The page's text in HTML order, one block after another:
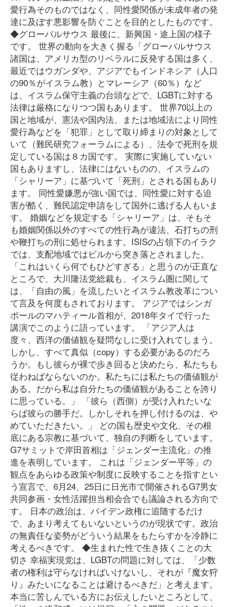
愛行為そのものではなく、同性愛関係が未成年者の発
達に及ぼす悪影響を防ぐことを目的としたものです。
◆グローバルサウス 最後に、新興国・途上国の様子
です。 世界の動向を大きく握る「グローバルサウス
諸国は、アメリカ型のリベラルに反発する国は多く、
最近ではウガンダや、アジアでもインドネシア（人口
の90％がイスラム教）とマレーシア（60％）など
は、イスラム保守主義の台頭などで、LGBTに対する
法律は厳格になりつつ国もあります。 世界70以上の
国と地域が、憲法や国内法、または地域法により同性
愛行為などを「犯罪」として取り締まりの対象として
いて（難民研究フォーラムによる）、法令で死刑を規
定している国は８カ国です。 実際に実施していない
国もありますし、法律にはないものの、イスラムの
「シャリーア」に基づいて「死刑」とされる国もあり
ます。 同性愛嫌悪が強い国では、同性愛に対する迫
害が酷く、難民認定申請をして国外に逃げる人もいま
す。 婚姻などを規定する「シャリーア」は、そもそ
も婚姻関係以外のすべての性行為が違法、石打ちの刑
や鞭打ちの刑に処せられます。ISISの占領下のイラク
では、支配地域ではビルから突き落とされました。
「これはいくら何でもひどすぎる」と思うのが正直な
ところで、大川隆法党総裁も、イスラム圏に関して
は、「自由の風」を流したいとイスラム教改革につい
て言及を何度もされております。 アジアではシンガ
ポールのマハティール首相が、2018年タイで行った
講演でこのように語っています。 「アジア人は
度々、西洋の価値観を疑問なしに受け入れてしまう。
しかし、すべて真似（copy）する必要があるのだろ
うか。もし彼らが裸で歩き回ると決めたら、私たちも
従わねばならないのか。私たちには私たちの価値観が
ある。だから私は自分たちの価値観があることを誇り
に思っている。」 「彼ら（西側）が受け入れたいな
らば彼らの勝手だ。しかしそれを押し付けるのは、や
めていただきたい。」 どの国も歴史や文化、その根
底にある宗教に基づいて、独自の判断をしています。
G7サミットで岸田首相は「ジェンダー主流化」の推
進を表明しています。 これは「ジェンダー平等」の
観点をあらゆる政策や制度に反映することを指すとい
う宣言で、6月24、25日に日光市で開催されるG7男女
共同参画・女性活躍担当相会合でも議論される方向で
す。 日本の政治は、バイデン政権に追随するだけ
で、あまり考えてもいないというのが現状です。政治
の無責任な姿勢がどういう結果をもたらすかを冷静に
考えるべきです。 ◆生まれた性で生き抜くことの大
切さ 幸福実現党は、LGBTの問題に対しては、「少数
者の権利は守らなければいけないし、それが『魔女狩
り』みたいになることは避けるべきだ」と考えます。
本当に苦しんでいる方にお伝えしたいところとして、